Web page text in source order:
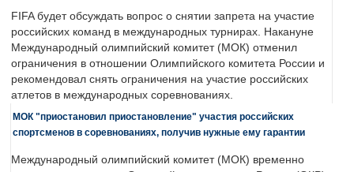
FIFA будет обсуждать вопрос о снятии запрета на участие
российских команд в международных турнирах. Накануне
Международный олимпийский комитет (МОК) отменил
ограничения в отношении Олимпийского комитета России и
рекомендовал снять ограничения на участие российских
атлетов в международных соревнованиях.
МОК "приостановил приостановление" участия российских
спортсменов в соревнованиях, получив нужные ему гарантии
Международный олимпийский комитет (МОК) временно